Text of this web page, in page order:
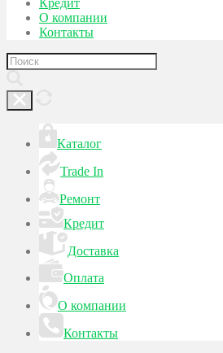
Кредит
О компании
Контакты
Каталог
Trade In
Ремонт
Кредит
Доставка
Оплата
О компании
Контакты